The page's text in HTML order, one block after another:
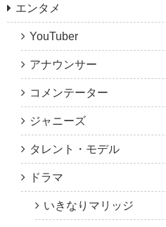
エンタメ
YouTuber
アナウンサー
コメンテーター
ジャニーズ
タレント・モデル
ドラマ
いきなりマリッジ